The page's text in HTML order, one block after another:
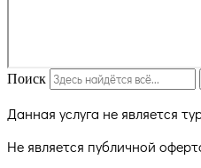
Поиск
Данная услуга не является
Не является публичной